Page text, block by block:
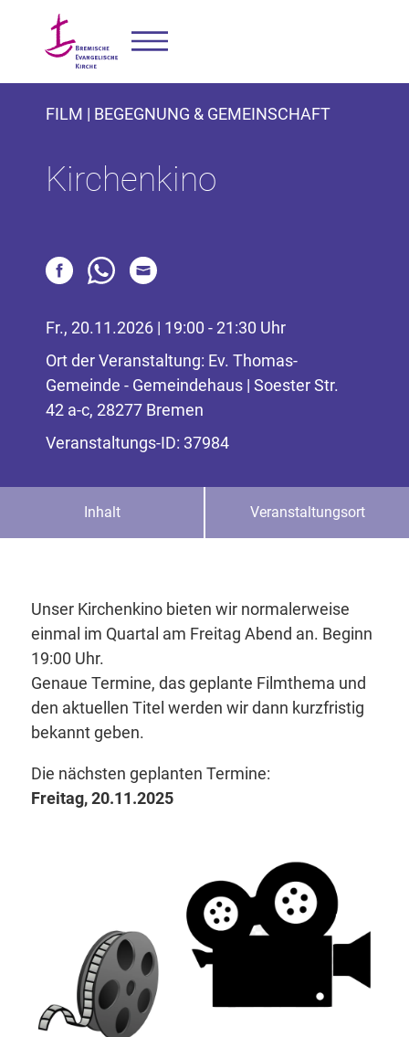
FILM | BEGEGNUNG & GEMEINSCHAFT
Kirchenkino
Fr., 20.11.2026 | 19:00 - 21:30 Uhr
Ort der Veranstaltung: Ev. Thomas-
Gemeinde - Gemeindehaus | Soester Str.
42 a-c, 28277 Bremen
Veranstaltungs-ID: 37984
Inhalt Veranstaltungsort
Unser Kirchenkino bieten wir normalerweise
einmal im Quartal am Freitag Abend an. Beginn
19:00 Uhr.
Genaue Termine, das geplante Filmthema und
den aktuellen Titel werden wir dann kurzfristig
bekannt geben.
Die nächsten geplanten Termine:
Freitag, 20.11.2025